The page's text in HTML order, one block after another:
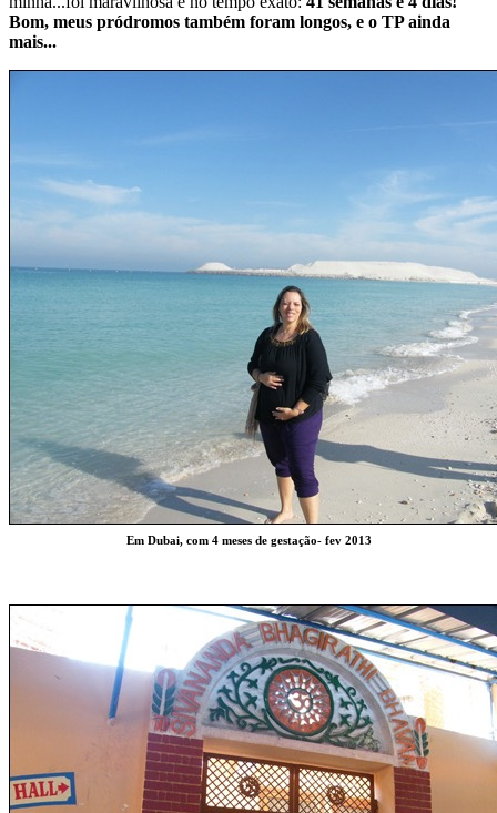
Bom, meus pródromos também foram longos, e o TP ainda
mais...
Em Dubai, com 4 meses de gestação- fev 2013